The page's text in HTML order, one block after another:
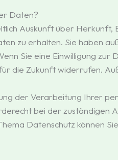
Daten?
Auskunft über Herkunft,
zu erhalten. Sie haben
Sie eine Einwilligung
die Zukunft widerrufen.
der Verarbeitung Ihrer
bei der zuständigen
Datenschutz können